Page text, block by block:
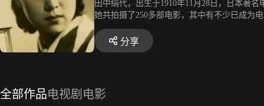
田中绢代，出生于1910年11月28日，日本著
她共拍摄了250多部电影，其中有不少已成为
语》等。
分享
全部作品电视剧 电影